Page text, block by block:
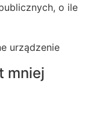
o ile
mniej